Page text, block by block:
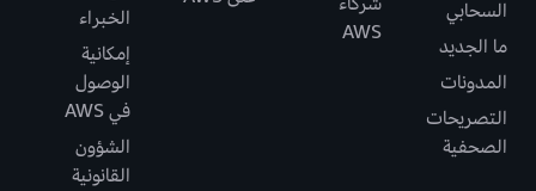
السحابي
ما الجديد
المدونات
التصريحات
الصحفية
AWS
الخبراء
إمكانية
الوصول
في AWS
الشؤون
القانونية